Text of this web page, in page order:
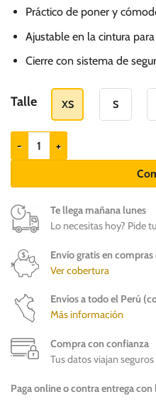
Práctico de poner y
Ajustable en la cintura
Cierre con sistema de
Talle XS S
Zeedog Arnés Air Mesh Chroma
Te llega mañana lunes
Lo necesitas hoy? Pide
Envío gratis en compras
Ver cobertura
Envíos a todo el Perú
Más información
Compra con confianza
Tus datos viajan seguros
Paga online o contra entrega